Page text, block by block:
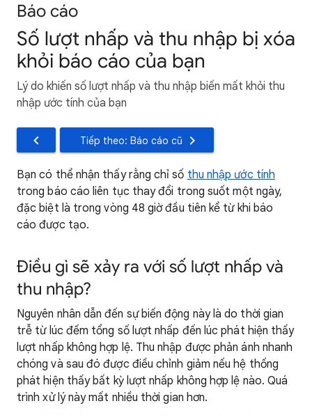
Báo cáo
Số lượt nhấp và thu nhập bị xóa
khỏi báo cáo của bạn
Lý do khiến số lượt nhấp và thu nhập biến mất khỏi thu
nhập ước tính của bạn
Tiếp theo: Báo cáo cũ
Bạn có thể nhận thấy rằng chỉ số thu nhập ước tính
trong báo cáo liên tục thay đổi trong suốt một ngày,
đặc biệt là trong vòng 48 giờ đầu tiên kể từ khi báo
cáo được tạo.
Điều gì sẽ xảy ra với số lượt nhấp và
thu nhập?
Nguyên nhân dẫn đến sự biến động này là do thời gian
trễ từ lúc đếm tổng số lượt nhấp đến lúc phát hiện thấy
lượt nhấp không hợp lệ. Thu nhập được phản ánh nhanh
chóng và sau đó được điều chỉnh giảm nếu hệ thống
phát hiện thấy bất kỳ lượt nhấp không hợp lệ nào. Quá
trình xử lý này mất nhiều thời gian hơn.